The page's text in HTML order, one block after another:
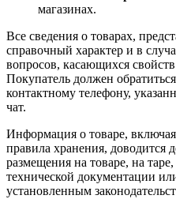
магазинах.
Все сведения о товарах,
справочный характер и в
вопросов, касающихся
Покупатель должен
контактному телефону,
чат.
Информация о товаре,
правила хранения, доводится
размещения на товаре, на
технической документации
установленным